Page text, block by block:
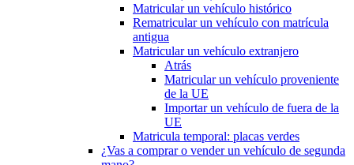
Matricular un vehículo histórico
Rematricular un vehículo con matrícula
antigua
Matricular un vehículo extranjero
Atrás
Matricular un vehículo proveniente
de la UE
Importar un vehículo de fuera de la
UE
Matricula temporal: placas verdes
¿Vas a comprar o vender un vehículo de segunda